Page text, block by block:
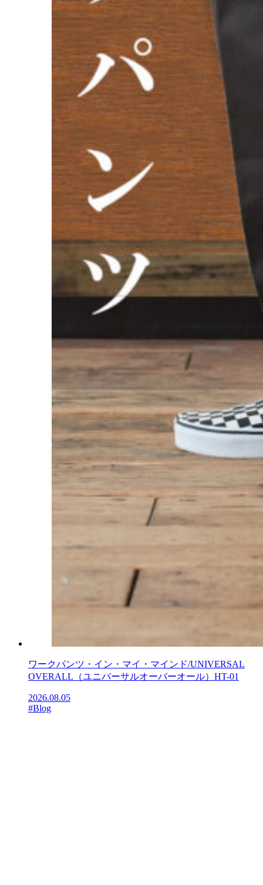
ワークパンツ・イン・マイ・マインド/UNIVERSAL
OVERALL（ユニバーサルオーバーオール）HT-01
2026.08.05
#Blog